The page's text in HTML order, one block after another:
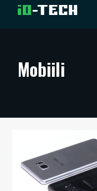
ARTIKKELIT
TECHBBS
HINTA.FI
Mobiili